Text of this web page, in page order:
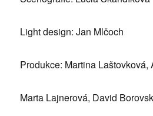
Light design: Jan Mlčoch
Produkce: Martina Laštovková,
Marta Lajnerová, David